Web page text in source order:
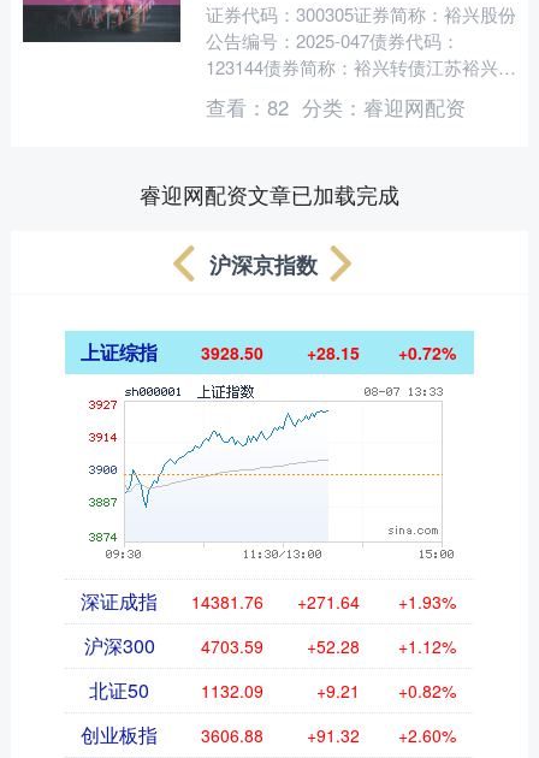
证券代码：300305证券简称：裕兴股份
公告编号：2025-047债券代码：
123144债券简称：裕兴转债江苏裕兴薄
膜科技股份有限公司本公司及董事会全
体成员保证....
查看： 82 分类： 睿迎网配资
睿迎网配资文章已加载完成
沪深京指数
上证综指 3928.50 +28.15 +0.72%
深证成指 14381.76 +271.64 +1.93%
沪深300 4703.59 +52.28 +1.12%
北证50 1132.09 +9.21 +0.82%
创业板指 3606.88 +91.32 +2.60%